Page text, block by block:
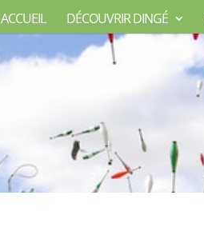
ACCUEIL DÉCOUVRIR DINGÉ